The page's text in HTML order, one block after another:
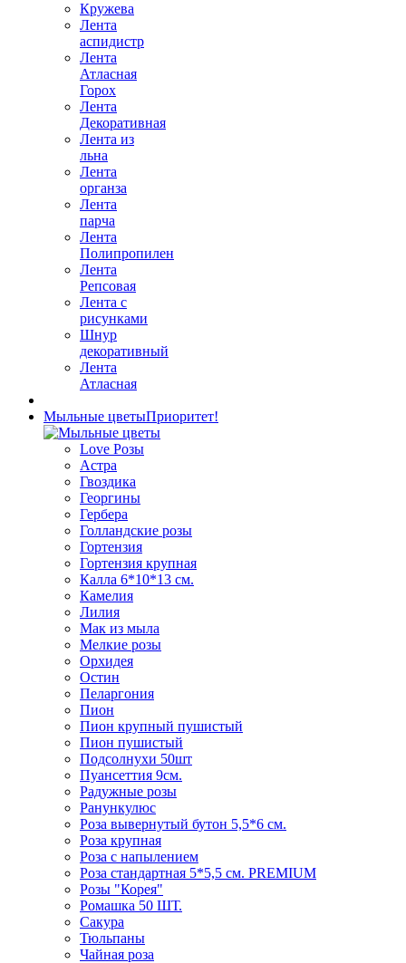
Кружева
Лента
аспидистр
Лента
Атласная
Горох
Лента
Декоративная
Лента из
льна
Лента
органза
Лента
парча
Лента
Полипропилен
Лента
Репсовая
Лента с
рисунками
Шнур
декоративный
Лента
Атласная
Мыльные цветыПриоритет!
Love Розы
Астра
Гвоздика
Георгины
Гербера
Голландские розы
Гортензия
Гортензия крупная
Калла 6*10*13 см.
Камелия
Лилия
Мак из мыла
Мелкие розы
Орхидея
Остин
Пеларгония
Пион
Пион крупный пушистый
Пион пушистый
Подсолнухи 50шт
Пуансеттия 9см.
Радужные розы
Ранункулюс
Роза вывернутый бутон 5,5*6 см.
Роза крупная
Роза с напылением
Роза стандартная 5*5,5 см. PREMIUM
Розы "Корея"
Ромашка 50 ШТ.
Сакура
Тюльпаны
Чайная роза